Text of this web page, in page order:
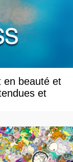
en beauté et
et